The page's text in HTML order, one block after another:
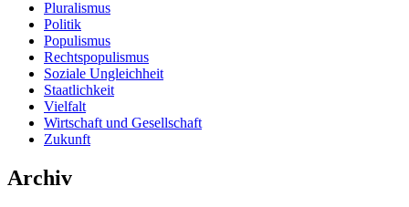
Pluralismus
Politik
Populismus
Rechtspopulismus
Soziale Ungleichheit
Staatlichkeit
Vielfalt
Wirtschaft und Gesellschaft
Zukunft
Archiv